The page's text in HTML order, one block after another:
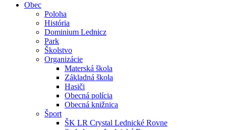
Obec
Poloha
História
Dominium Lednicz
Park
Školstvo
Organizácie
Materská škola
Základná škola
Hasiči
Obecná polícia
Obecná knižnica
Šport
ŠK LR Crystal Lednické Rovne